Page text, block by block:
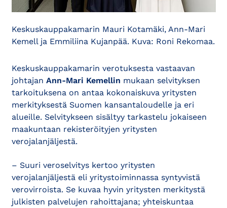
Keskuskauppakamarin Mauri Kotamäki, Ann-Mari
Kemell ja Emmiliina Kujanpää. Kuva: Roni Rekomaa.
Keskuskauppakamarin verotuksesta vastaavan
johtajan Ann-Mari Kemellin mukaan selvityksen
tarkoituksena on antaa kokonaiskuva yritysten
merkityksestä Suomen kansantaloudelle ja eri
alueille. Selvitykseen sisältyy tarkastelu jokaiseen
maakuntaan rekisteröityjen yritysten
verojalanjäljestä.
– Suuri veroselvitys kertoo yritysten
verojalanjäljestä eli yritystoiminnassa syntyvistä
verovirroista. Se kuvaa hyvin yritysten merkitystä
julkisten palvelujen rahoittajana; yhteiskuntaa